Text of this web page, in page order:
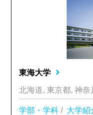
東海大学
北海道, 東京都, 神
学部・学科 / 大学紹